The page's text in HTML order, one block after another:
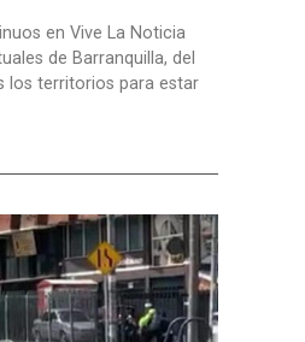
en Vive La Noticia
de Barranquilla, del
los territorios para estar